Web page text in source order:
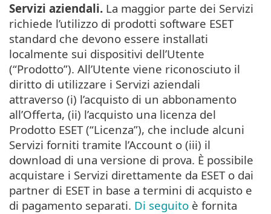
Servizi aziendali. La maggior parte dei Servizi
richiede l’utilizzo di prodotti software ESET
standard che devono essere installati
localmente sui dispositivi dell’Utente
(“Prodotto”). All’Utente viene riconosciuto il
diritto di utilizzare i Servizi aziendali
attraverso (i) l’acquisto di un abbonamento
all’Offerta, (ii) l’acquisto una licenza del
Prodotto ESET (“Licenza”), che include alcuni
Servizi forniti tramite l’Account o (iii) il
download di una versione di prova. È possibile
acquistare i Servizi direttamente da ESET o dai
partner di ESET in base a termini di acquisto e
di pagamento separati. Di seguito è fornita